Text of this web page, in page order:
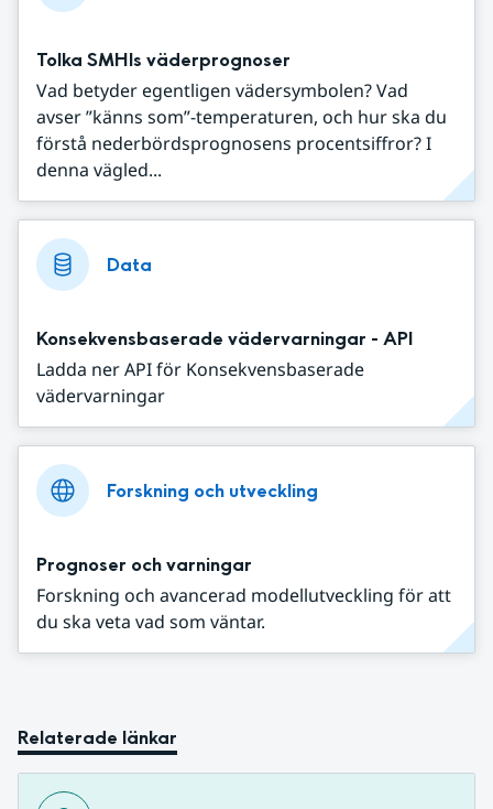
Tolka SMHIs väderprognoser
Vad betyder egentligen vädersymbolen? Vad
avser ”känns som”-temperaturen, och hur ska du
förstå nederbördsprognosens procentsiffror? I
denna vägled...
Data
Konsekvensbaserade vädervarningar - API
Ladda ner API för Konsekvensbaserade
vädervarningar
Forskning och utveckling
Prognoser och varningar
Forskning och avancerad modellutveckling för att
du ska veta vad som väntar.
Relaterade länkar